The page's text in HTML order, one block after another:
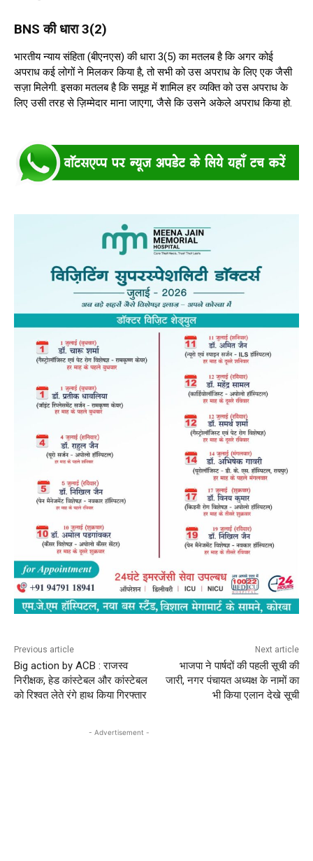
BNS की धारा 3(2)
भारतीय न्याय संहिता (बीएनएस) की धारा 3(5) का मतलब है कि अगर कोई
अपराध कई लोगों ने मिलकर किया है, तो सभी को उस अपराध के लिए एक जैसी
सज़ा मिलेगी. इसका मतलब है कि समूह में शामिल हर व्यक्ति को उस अपराध के
लिए उसी तरह से ज़िम्मेदार माना जाएगा, जैसे कि उसने अकेले अपराध किया हो.
Previous article
Big action by ACB : राजस्व
निरीक्षक, हेड कांस्टेबल और कांस्टेबल
को रिश्वत लेते रंगे हाथ किया गिरफ्तार
Next article
भाजपा ने पार्षदों की पहली सूची की
जारी, नगर पंचायत अध्यक्ष के नामों का
भी किया एलान देखे सूची
- Advertisement -